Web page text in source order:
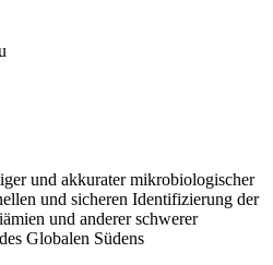
und akkurater mikrobiologischer
und sicheren Identifizierung der
und anderer schwerer
Globalen Südens